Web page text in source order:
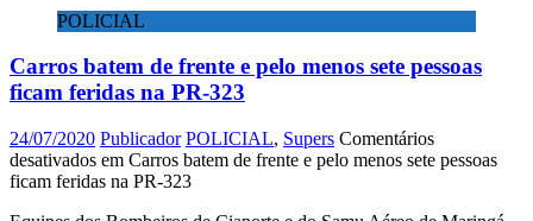
POLICIAL
Carros batem de frente e pelo menos sete pessoas
ficam feridas na PR-323
24/07/2020 Publicador POLICIAL, Supers Comentários
desativados em Carros batem de frente e pelo menos sete pessoas
ficam feridas na PR-323